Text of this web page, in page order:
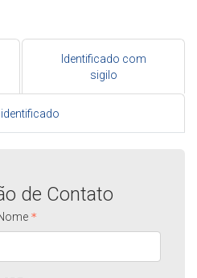
Identificado com
sigilo
de Contato